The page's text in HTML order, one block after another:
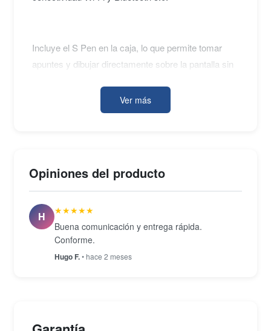
Incluye el S Pen en la caja, lo que permite tomar
apuntes y dibujar directamente sobre la pantalla sin
sintonizados por AKG, la cámara trasera de 8 MP y
la frontal de 5 MP completan un conjunto equilibrado
Ver más
Opiniones del producto
H
★★★★★
Buena comunicación y entrega rápida.
Conforme.
Hugo F.• hace 2 meses